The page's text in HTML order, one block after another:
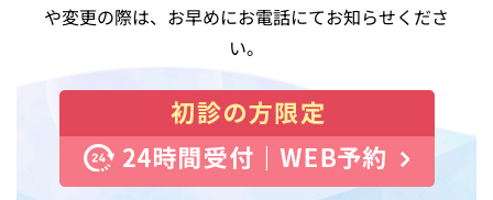
や変更の際は、お早めにお電話にてお知らせくださ
い。